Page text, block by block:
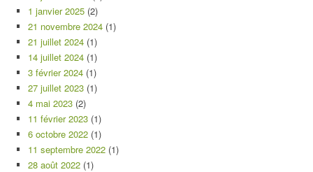
1 janvier 2025 (2)
21 novembre 2024 (1)
21 juillet 2024 (1)
14 juillet 2024 (1)
3 février 2024 (1)
27 juillet 2023 (1)
4 mai 2023 (2)
11 février 2023 (1)
6 octobre 2022 (1)
11 septembre 2022 (1)
28 août 2022 (1)